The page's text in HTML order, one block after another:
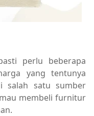
perlu beberapa
yang tentunya
salah satu sumber
membeli furnitur